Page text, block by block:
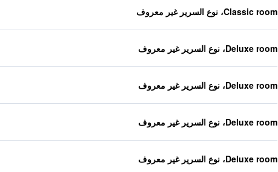
Classic room، نوع السرير غير معروف
Deluxe room، نوع السرير غير معروف
Deluxe room، نوع السرير غير معروف
Deluxe room، نوع السرير غير معروف
Deluxe room، نوع السرير غير معروف